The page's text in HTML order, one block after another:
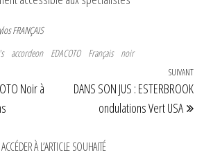
FRANÇAIS
accordeon EDACOTO Français noir
Noir à
SUIVANT
DANS SON JUS : ESTERBROOK
ondulations Vert USA
À L’ARTICLE SOUHAITÉ